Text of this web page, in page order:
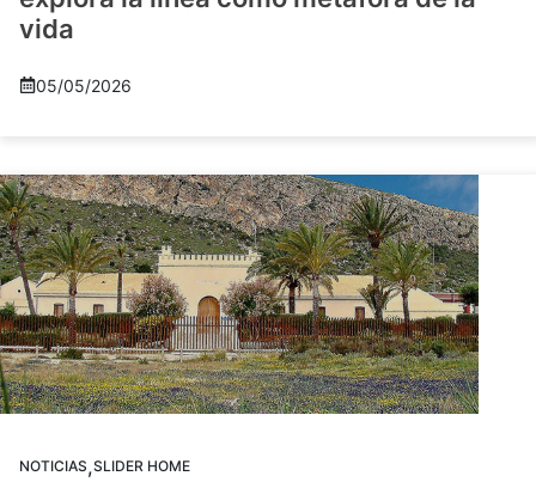
vida
05/05/2026
NOTICIAS,SLIDER HOME